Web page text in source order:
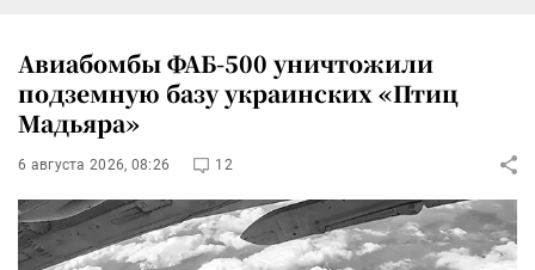
Авиабомбы ФАБ-500 уничтожили
подземную базу украинских «Птиц
Мадьяра»
6 августа 2026, 08:26 12